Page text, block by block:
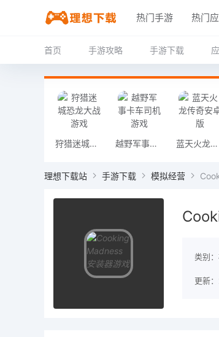
热门手游 热门
首页 手游攻略 手游下载
狩猎迷城恐龙大战游戏 越野军事卡车司机游戏 蓝天火龙传奇安卓版
理想下载站 手游下载 模拟经营
类别：
更新